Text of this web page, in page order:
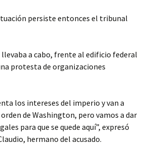
persiste entonces el tribunal
a cabo, frente al edificio federal
protesta de organizaciones
los intereses del imperio y van a
de Washington, pero vamos a dar
para que se quede aquí”, expresó
hermano del acusado.